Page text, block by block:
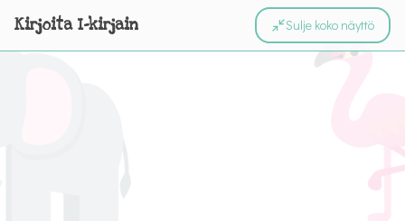
Kirjoita I-kirjain Sulje koko näyttö